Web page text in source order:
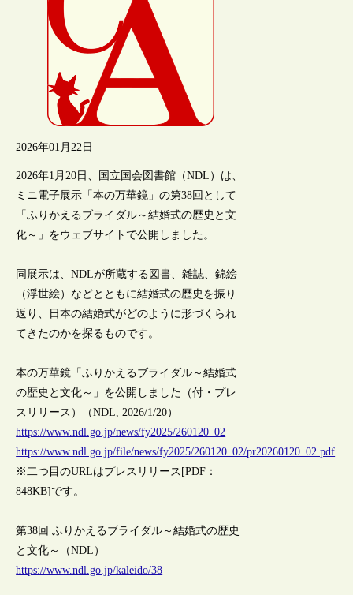
2026年01月22日
2026年1月20日、国立国会図書館（NDL）は、
ミニ電子展示「本の万華鏡」の第38回として
「ふりかえるブライダル～結婚式の歴史と文
化～」をウェブサイトで公開しました。
同展示は、NDLが所蔵する図書、雑誌、錦絵
（浮世絵）などとともに結婚式の歴史を振り
返り、日本の結婚式がどのように形づくられ
てきたのかを探るものです。
本の万華鏡「ふりかえるブライダル～結婚式
の歴史と文化～」を公開しました（付・プレ
スリリース）（NDL, 2026/1/20）
https://www.ndl.go.jp/news/fy2025/260120_02
https://www.ndl.go.jp/file/news/fy2025/260120_02/pr20260120_02.pdf
※二つ目のURLはプレスリリース[PDF：
848KB]です。
第38回 ふりかえるブライダル～結婚式の歴史
と文化～（NDL）
https://www.ndl.go.jp/kaleido/38